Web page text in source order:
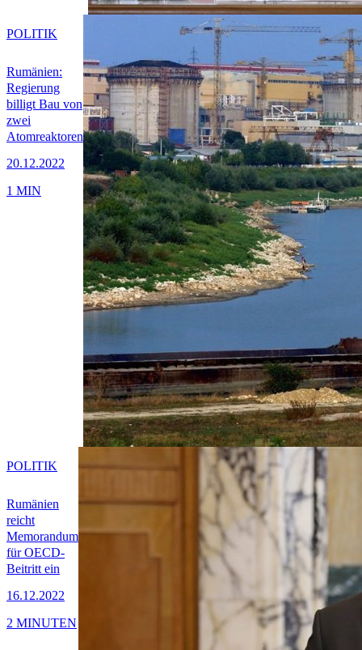
Rumänien:
Regierung
billigt Bau von
zwei
Atomreaktoren
20.12.2022
POLITIK
1 MIN
Rumänien
reicht
Memorandum
für OECD-
Beitritt ein
16.12.2022
POLITIK
2 MINUTEN